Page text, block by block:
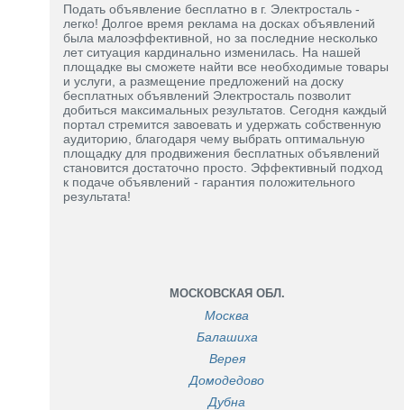
Подать объявление бесплатно в г. Электросталь -
легко! Долгое время реклама на досках объявлений
была малоэффективной, но за последние несколько
лет ситуация кардинально изменилась. На нашей
площадке вы сможете найти все необходимые товары
и услуги, а размещение предложений на доску
бесплатных объявлений Электросталь позволит
добиться максимальных результатов. Сегодня каждый
портал стремится завоевать и удержать собственную
аудиторию, благодаря чему выбрать оптимальную
площадку для продвижения бесплатных объявлений
становится достаточно просто. Эффективный подход
к подаче объявлений - гарантия положительного
результата!
МОСКОВСКАЯ ОБЛ.
Москва
Балашиха
Верея
Домодедово
Дубна